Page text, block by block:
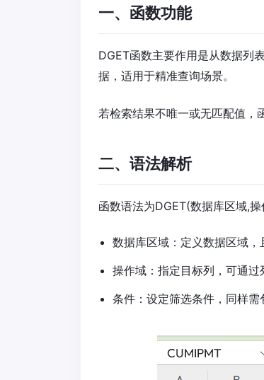
一、函数功能​
DGET函数主要作用是从数据列
据，适用于精准查询场景。
若检索结果不唯一或无匹配值，
二、语法解析​
函数语法为DGET(数据库区域,
数据库区域：定义数据区域，
操作域：指定目标列，可通过
条件：设定筛选条件，同样需